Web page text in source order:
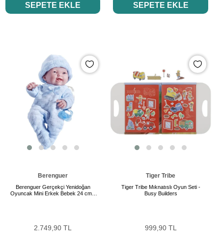
SEPETE EKLE SEPETE EKLE
Berenguer
Berenguer Gerçekçi Yenidoğan
Oyuncak Mini Erkek Bebek 24 cm -
2.749,90 TL
Tiger Tribe
Tiger Tribe Mıknatıslı Oyun Seti -
Busy Builders
999,90 TL